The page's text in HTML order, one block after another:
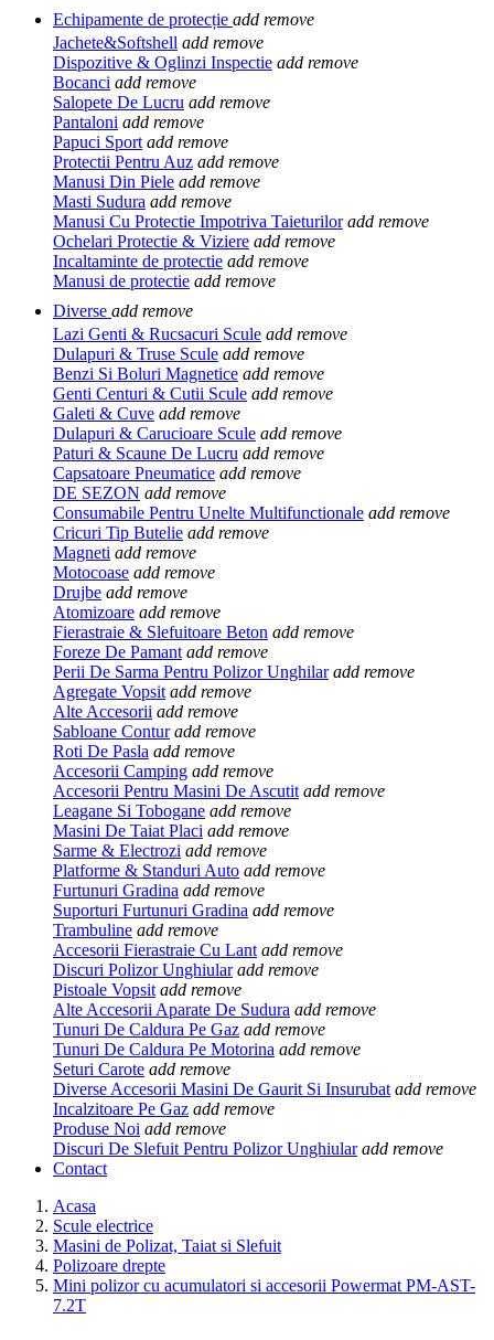
Echipamente de protecție add remove
Jachete&Softshell add remove
Dispozitive & Oglinzi Inspectie add remove
Bocanci add remove
Salopete De Lucru add remove
Pantaloni add remove
Papuci Sport add remove
Protectii Pentru Auz add remove
Manusi Din Piele add remove
Masti Sudura add remove
Manusi Cu Protectie Impotriva Taieturilor add remove
Ochelari Protectie & Viziere add remove
Incaltaminte de protectie add remove
Manusi de protectie add remove
Diverse add remove
Lazi Genti & Rucsacuri Scule add remove
Dulapuri & Truse Scule add remove
Benzi Si Boluri Magnetice add remove
Genti Centuri & Cutii Scule add remove
Galeti & Cuve add remove
Dulapuri & Carucioare Scule add remove
Paturi & Scaune De Lucru add remove
Capsatoare Pneumatice add remove
DE SEZON add remove
Consumabile Pentru Unelte Multifunctionale add remove
Cricuri Tip Butelie add remove
Magneti add remove
Motocoase add remove
Drujbe add remove
Atomizoare add remove
Fierastraie & Slefuitoare Beton add remove
Foreze De Pamant add remove
Perii De Sarma Pentru Polizor Unghilar add remove
Agregate Vopsit add remove
Alte Accesorii add remove
Sabloane Contur add remove
Roti De Pasla add remove
Accesorii Camping add remove
Accesorii Pentru Masini De Ascutit add remove
Leagane Si Tobogane add remove
Masini De Taiat Placi add remove
Sarme & Electrozi add remove
Platforme & Standuri Auto add remove
Furtunuri Gradina add remove
Suporturi Furtunuri Gradina add remove
Trambuline add remove
Accesorii Fierastraie Cu Lant add remove
Discuri Polizor Unghiular add remove
Pistoale Vopsit add remove
Alte Accesorii Aparate De Sudura add remove
Tunuri De Caldura Pe Gaz add remove
Tunuri De Caldura Pe Motorina add remove
Seturi Carote add remove
Diverse Accesorii Masini De Gaurit Si Insurubat add remove
Incalzitoare Pe Gaz add remove
Produse Noi add remove
Discuri De Slefuit Pentru Polizor Unghiular add remove
Contact
Acasa
Scule electrice
Masini de Polizat, Taiat si Slefuit
Polizoare drepte
Mini polizor cu acumulatori si accesorii Powermat PM-AST-
7.2T